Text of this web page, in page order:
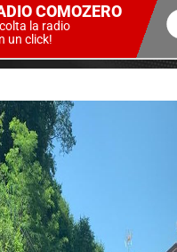
COMOZERO
la radio
un click!